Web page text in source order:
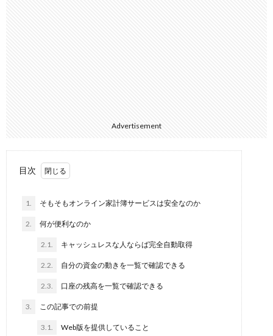
Advertisement
目次
1. そもそもオンライン家計簿サービスは安全なのか
2. 何が便利なのか
2.1. キャッシュレスな人ならば完全自動取得
2.2. 自分の資金の動きを一覧で確認できる
2.3. 口座の残高を一覧で確認できる
3. この記事での前提
3.1. Web版を提供していること